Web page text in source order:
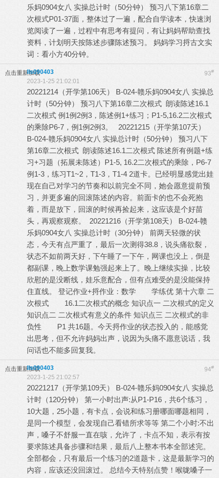
乐妈0904女八 实操总计时（50分钟） 预习八下第16章二
次根式P01-37面，整体过了一遍，配合自学读本，快速浏
览阅读了一遍，过程中有思考有提问，有让妈妈帮助查找
资料，计划明天按陈述步骤陈述预习。 妈妈学习捋古文实
词：看小方40分钟。
点击重新加载 93#
lls090403
2023-1-25 21:02:01
20221214（开学第106天） B-024-赣乐妈0904女八 实操总
计时（50分钟） 预习八下第16章二次根式 朗读陈述16.1
二次根式 例1例2例3，陈述例1+练习；P1-5,16.2二次根式
的乘除P6-7，例1例2例3。 20221215（开学第107天）
B-024-赣乐妈0904女八 实操总计时（50分钟） 预习八下
第16章二次根式 朗读陈述16.1二次根式 陈述所有例题+练
习+习题（拓展未陈述）P1-5, 16.2二次根式的乘除，P6-7
例1-3，练习T1~2，T1-3，T1-4 2道卡。已经明显感觉出娃
现在自己对学习的节奏和以前完全不同，她会愿意提前预
习，并更多遍的回滚陈述的内容。前面卡的也不会死抱
着，而是放下，回滚的时候再捡起来，这应该是个好苗
头，再观察观察。 20221216（开学第108天） B-024-赣
乐妈0904女八 实操总计时（30分钟） 前两天轻微的状
态，今天有点严重了，最后一次测得38.8，说头痛欲裂，
状态不如前两天好，下午睡了一下午，网课也没上，倒是
都副课，晚上数学课勉强起来上了。晚上继续实操，比较
欣慰的是没断线，娃乐意配合，但有点难受的是没能保持
住直线。 登记作业+捋作业：数学 学练优 第十六章 二
次根式 16.1二次根式的概念 知识点一 二次根式的定义
知识点二 二次根式有意义的条件 知识点三 二次根式的非
负性 P1 共16题。今天捋作业的状态投入的，能感觉
出思考，但不允许妈妈出声，说因为头痛不愿意说话，我
问话也不能多回复我。
点击重新加载 94#
lls090403
2023-1-25 21:02:57
20221217（开学第109天） B-024-赣乐妈0904女八 实操总
计时（120分钟） 第一小时出声:从P1-P16，共6个练习，
10大题，25小题，有卡点，会说和练习册哪面哪题相同，
是同一个模型，会发现自己看错所求等等 第二个小时:不出
声，嗓子不舒服一直在咳，允许了，卡点不知，表示有按
要求陈述具备步骤和结果，最后八上整本书本全部述完。
全部都会，只有最后一个练习的2道题卡，这是最新学习的
内容，应该还没回滚过。 总结今天特别点赞！喉咙嗓子一